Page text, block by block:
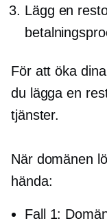
Lägg en
För att öka
du lägga en
tjänster.
När domänen
hända:
Fall 1: